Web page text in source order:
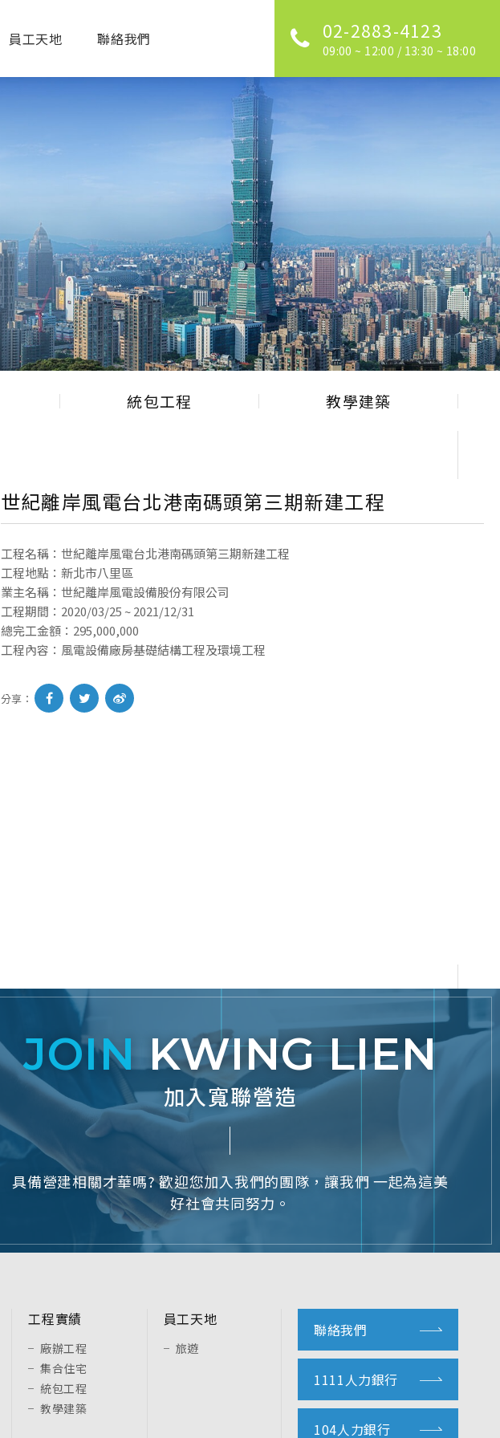
員工天地 聯絡我們 02-2883-4123
09:00 ~ 12:00 / 13:30 ~ 18:00
統包工程 教學建築
世紀離岸風電台北港南碼頭第三期新建工程
工程名稱：世紀離岸風電台北港南碼頭第三期新建工程
工程地點：新北市八里區
業主名稱：世紀離岸風電設備股份有限公司
工程期間：2020/03/25 ~ 2021/12/31
總完工金額：295,000,000
工程內容：風電設備廠房基礎結構工程及環境工程
分享：
J
JOIN KWING LIEN
加入寬聯營造
具備營建相關才華嗎? 歡迎您加入我們的團隊，讓我們 一起為這美
好社會共同努力。
工程實績
廠辦工程
集合住宅
統包工程
教學建築
員工天地
旅遊
聯絡我們
1111人力銀行
104人力銀行